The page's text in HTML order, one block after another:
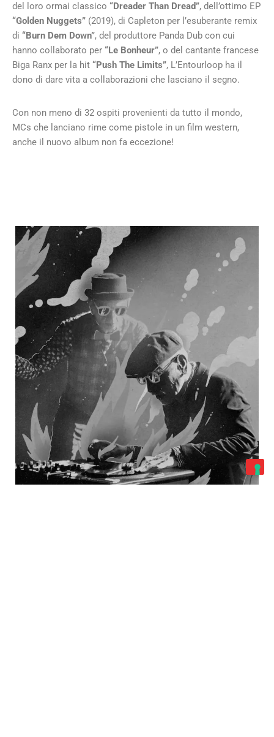
del loro ormai classico “Dreader Than Dread”, dell’ottimo EP
“Golden Nuggets” (2019), di Capleton per l’esuberante remix
di “Burn Dem Down”, del produttore Panda Dub con cui
hanno collaborato per “Le Bonheur”, o del cantante francese
Biga Ranx per la hit “Push The Limits”, L’Entourloop ha il
dono di dare vita a collaborazioni che lasciano il segno.
Con non meno di 32 ospiti provenienti da tutto il mondo,
MCs che lanciano rime come pistole in un film western,
anche il nuovo album non fa eccezione!